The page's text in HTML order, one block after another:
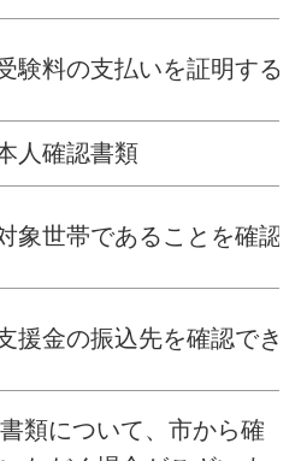
験料の支払いを証明する
人確認書類
対象世帯であることを確認
支援金の振込先を確認で
類について、市から確